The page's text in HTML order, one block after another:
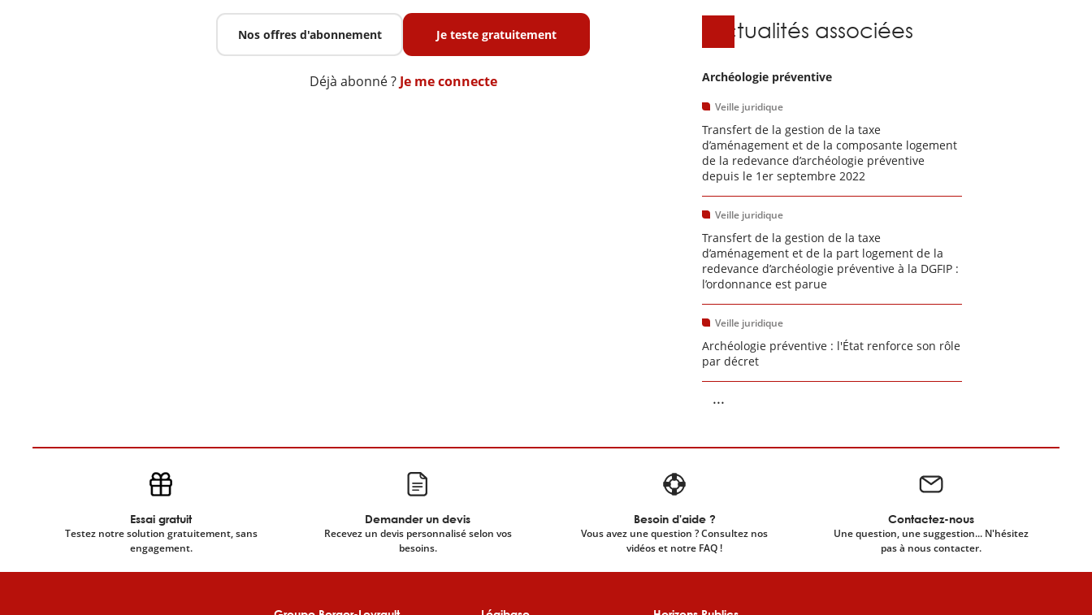
Nos offres d'abonnement Je teste gratuitement
Déjà abonné ? Je me connecte
Actualités associées
Archéologie préventive
Veille juridique
Transfert de la gestion de la taxe
d’aménagement et de la composante logement
de la redevance d’archéologie préventive
depuis le 1er septembre 2022
Veille juridique
Transfert de la gestion de la taxe
d’aménagement et de la part logement de la
redevance d’archéologie préventive à la DGFIP :
l’ordonnance est parue
Veille juridique
Archéologie préventive : l'État renforce son rôle
par décret
...
Essai gratuit
Testez notre solution gratuitement, sans
engagement.
Demander un devis
Recevez un devis personnalisé selon vos
besoins.
Besoin d'aide ?
Vous avez une question ? Consultez nos
vidéos et notre FAQ !
Contactez-nous
Une question, une suggestion... N'hésitez
pas à nous contacter.